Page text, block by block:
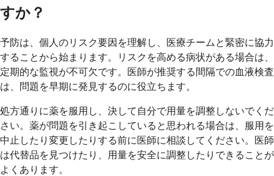
すか？
予防は、個人のリスク要因を理解し、医療チームと緊密に協力
することから始まります。リスクを高める病状がある場合は、
定期的な監視が不可欠です。医師が推奨する間隔での血液検査
は、問題を早期に発見するのに役立ちます。
処方通りに薬を服用し、決して自分で用量を調整しないでくだ
さい。薬が問題を引き起こしていると思われる場合は、服用を
中止したり変更したりする前に医師に相談してください。医師
は代替品を見つけたり、用量を安全に調整したりできることが
よくあります。